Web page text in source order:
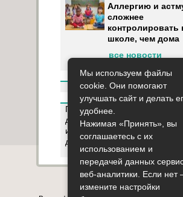
Аллергию и
сложнее
контролировать
школе, чем дома
все новости
Пользуясь данным ресурсом
даёте разрешение на сбор,
и хранение своих
данных согласно Правилам
Карта сайта О сайте
Мы используем файлы
cookie. Они помогают
улучшать сайт и делать
удобнее.
Нажимая «Принять», вы
соглашаетесь с их
использованием и
передачей данных
веб-аналитики. Если нет
измените настройки